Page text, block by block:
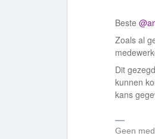
Beste ​
Zoals al
Dit
kunnen
kans
Geen